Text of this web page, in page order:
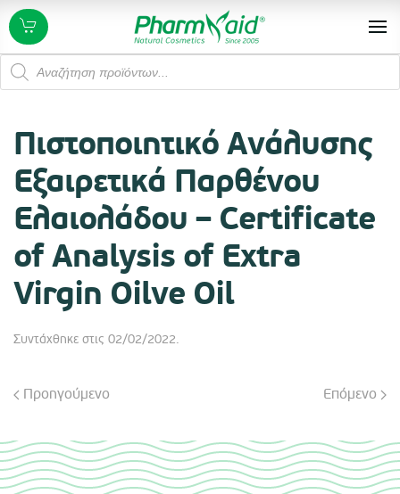
Products
search
Πιστοποιητικό Ανάλυσης
Εξαιρετικά Παρθένου
Ελαιολάδου – Certificate
of Analysis of Extra
Virgin Oilve Oil
Συντάχθηκε στις 02/02/2022.
Προηγούμενο Επόμενο